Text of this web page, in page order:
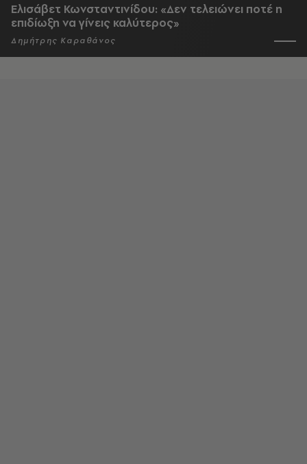
Ελισάβετ Κωνσταντινίδου: «Δεν τελειώνει ποτέ η
επιδίωξη να γίνεις καλύτερος»
Δημήτρης Καραθάνος